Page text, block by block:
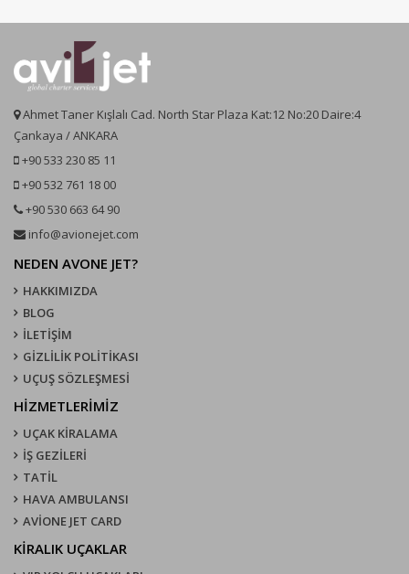
Ahmet Taner Kışlalı Cad. North Star Plaza Kat:12 No:20 Daire:4
Çankaya / ANKARA
+90 533 230 85 11
+90 532 761 18 00
+90 530 663 64 90
info@avionejet.com
NEDEN AVONE JET?
HAKKIMIZDA
BLOG
İLETİŞİM
GİZLİLİK POLİTİKASI
UÇUŞ SÖZLEŞMESI
HİZMETLERİMİZ
UÇAK KIRALAMA
İŞ GEZİLERİ
TATİL
HAVA AMBULANSI
AVİONE JET CARD
KIRALIK UÇAKLAR